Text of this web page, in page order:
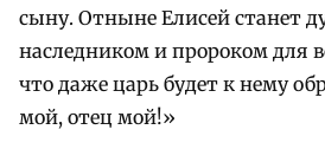
сыну. Отныне Елисей станет
наследником и пророком для
что даже царь будет к нему
мой, отец мой!»